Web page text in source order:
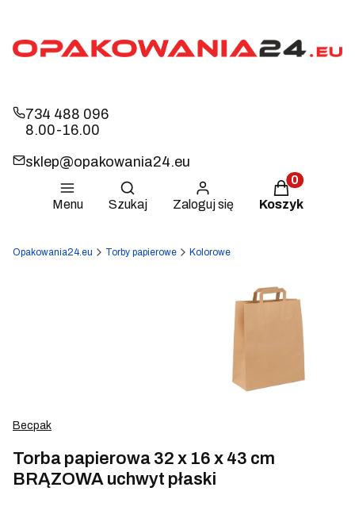
734 488 096
8.00-16.00
sklep@opakowania24.eu
Menu
Otwórz wyszukiwarkę
Szukaj Zaloguj się
Produkty w
Koszyk
Opakowania24.eu Torby papierowe Kolorowe
Becpak
Torba papierowa 32 x 16 x 43 cm
BRĄZOWA uchwyt płaski